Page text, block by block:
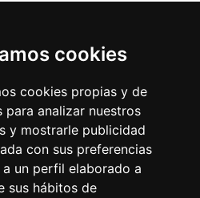
cookies
cookies propias y de
para analizar nuestros
y mostrarle publicidad
con sus preferencias
a un perfil elaborado a
sus hábitos de